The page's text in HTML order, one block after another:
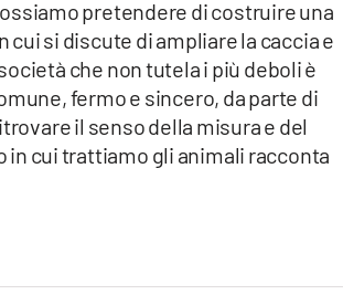
pretendere di costruire una
si discute di ampliare la caccia e
che non tutela i più deboli è
fermo e sincero, da parte di
il senso della misura e del
in cui trattiamo gli animali racconta